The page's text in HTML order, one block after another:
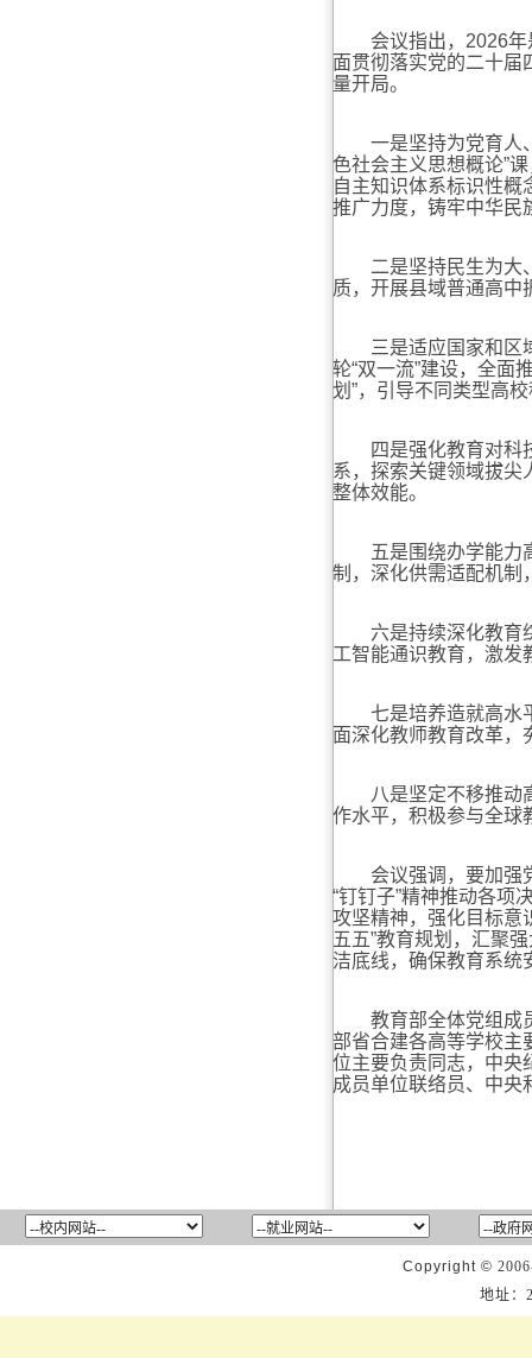
会议指出，2026年是
面贯彻落实党的二十届
量开局。
一是坚持为党育人、
色社会主义思想概论”
自主知识体系标识性概
推广力度，铸牢中华民
二是坚持民生为大、
质，开展县域普通高中
三是适应国家和区域
轮“双一流”建设，全面
划”，引导不同类型高
四是强化教育对科技
系，探索关键领域拔尖
整体效能。
五是围绕办学能力高
制，深化供需适配机制
六是持续深化教育综
工智能通识教育，激发
七是培养造就高水平
面深化教师教育改革，
八是坚定不移推动高
作水平，积极参与全球
会议强调，要加强党
“钉钉子”精神推动各项
攻坚精神，强化目标意
五五”教育规划，汇聚
洁底线，确保教育系统
教育部全体党组成员
部省合建各高等学校主
位主要负责同志，中央
成员单位联络员、中央
Copyright ©
地址：